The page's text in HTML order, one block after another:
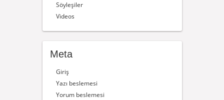
Söyleşiler
Videos
Meta
Giriş
Yazı beslemesi
Yorum beslemesi